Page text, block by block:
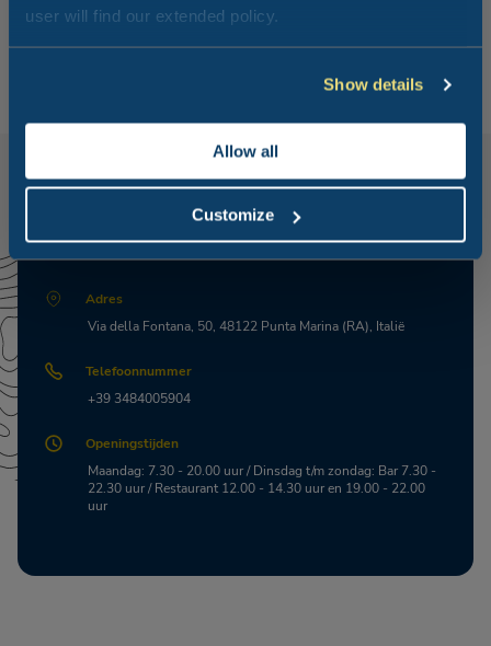
user will find our extended policy.
Show details
Allow all
Customize
Bestel in de My Club del Sole-app en ontvang lunch of
diner direct in je vakantiehuis
Download het menu
Adres
Via della Fontana, 50, 48122 Punta Marina (RA), Italië
Telefoonnummer
+39 3484005904
Openingstijden
Maandag: 7.30 - 20.00 uur / Dinsdag t/m zondag: Bar 7.30 -
22.30 uur / Restaurant 12.00 - 14.30 uur en 19.00 - 22.00
uur